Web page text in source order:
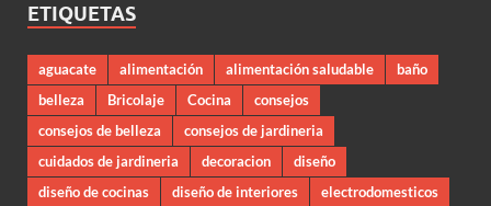
ETIQUETAS
aguacate alimentación alimentación saludable
baño
belleza
Bricolaje Cocina
consejos
consejos de belleza
consejos de jardineria
cuidados de jardineria
decoracion
diseño
diseño de cocinas
diseño de interiores
electrodomesticos